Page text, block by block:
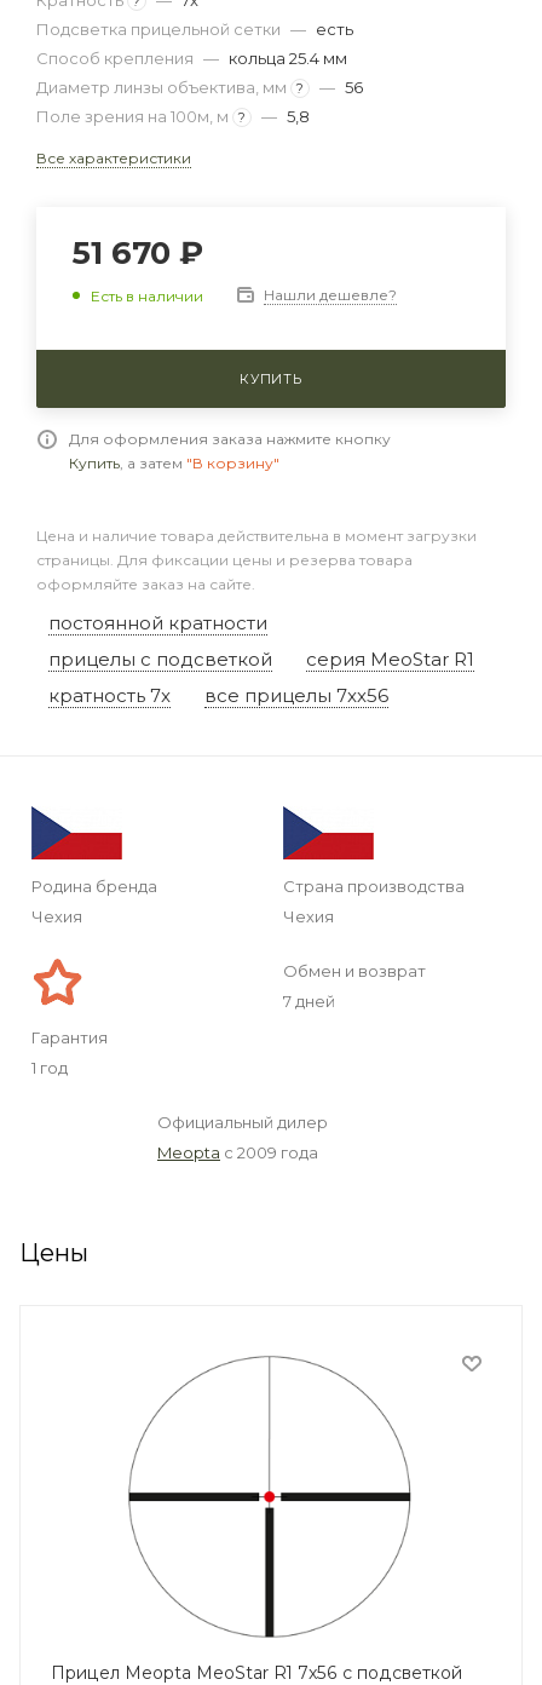
Подсветка прицельной сетки — есть
Способ крепления — кольца 25.4 мм
Диаметр линзы объектива, мм
? — 56
Поле зрения на 100м, м
? — 5,8
Все характеристики
51 670 ₽
Есть в наличии Нашли дешевле?
КУПИТЬ
Для оформления заказа нажмите кнопку
Купить, а затем "В корзину"
Цена и наличие товара действительна в момент загрузки
страницы. Для фиксации цены и резерва товара
оформляйте заказ на сайте.
постоянной кратности
прицелы с подсветкой
серия MeoStar R1
кратность 7x
все прицелы 7xx56
Родина бренда
Чехия
Страна производства
Чехия
Гарантия
1 год
Обмен и возврат
7 дней
Официальный дилер
Meopta с 2009 года
Цены
Прицел Meopta MeoStar R1 7x56 с подсветкой